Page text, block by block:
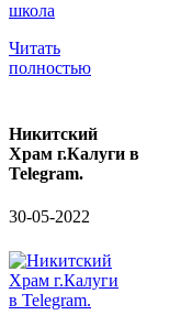
Читать
полностью
Никитский
Храм г.Калуги в
Telegram.
30-05-2022